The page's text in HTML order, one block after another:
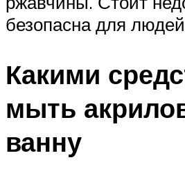
безопасна для
Какими
мыть
ванну